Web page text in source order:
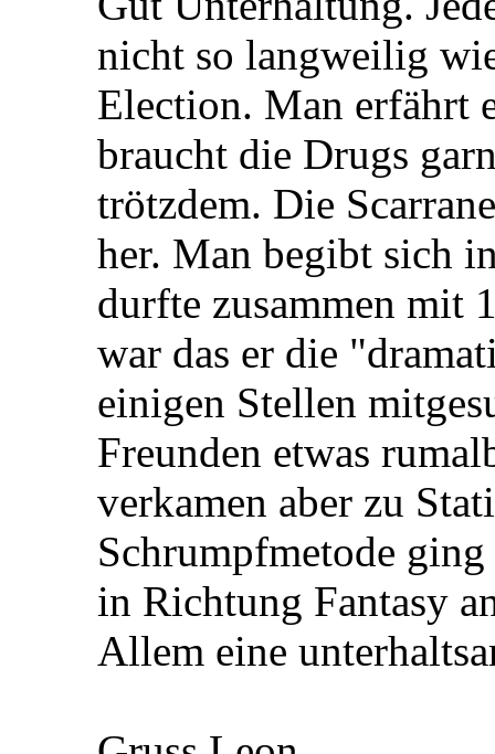
nicht so langweilig
Election. Man erfährt
braucht die Drugs
trötzdem. Die
her. Man begibt sich
durfte zusammen mit
war das er die
einigen Stellen
Freunden etwas
verkamen aber zu
Schrumpfmetode
in Richtung Fantasy
Allem eine